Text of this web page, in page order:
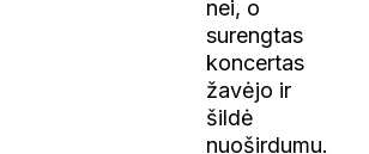
nei, o
surengtas
koncertas
žavėjo ir
šildė
nuoširdumu.